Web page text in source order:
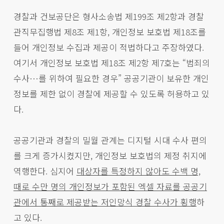
경찰과 건보공단은 형사소송법 제199조 제2항과 경찰
관직무집행법 제8조 제1항, 개인정보 보호법 제18조를
들어 개인정보 수집과 제공이 적법하다고 주장하였다.
여기서 개인정보 보호법 제18조 제2항 제7호는 “범죄의
수사…를 위하여 필요한 경우” 공공기관이 보유한 개인
정보를 제한 없이 경찰에 제공할 수 있도록 허용하고 있
다.
공공기관과 경찰의 밀월 관계는 디지털 시대 수사 편의
를 크게 증가시켰지만, 개인정보 보호법의 제정 취지에
역행한다. 심지어 대상자를 특정하지 않아도 수백 명,
때로 수만 명의 개인정보가 포함된 엑셀 자료를 공공기
관에서 통째로 제공받는 저인망식 경찰 수사가 횡행하
고 있다.